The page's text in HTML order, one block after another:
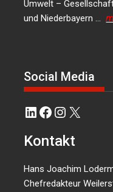
Umwelt –
und Niederbayern …
Social Media
LinkedIn
Facebook
Instagram
X
Kontakt
Hans Joachim
Chefredakteur